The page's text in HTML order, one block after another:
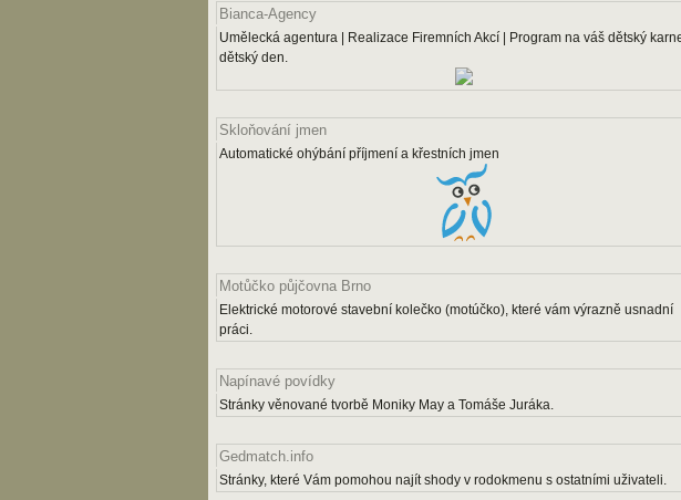
Bianca-Agency
Umělecká agentura | Realizace Firemních Akcí | Program na váš dětský
dětský den.
Skloňování jmen
Automatické ohýbání příjmení a křestních jmen
Motůčko půjčovna Brno
Elektrické motorové stavební kolečko (motúčko), které vám výrazně usnadní
práci.
Napínavé povídky
Stránky věnované tvorbě Moniky May a Tomáše Juráka.
Gedmatch.info
Stránky, které Vám pomohou najít shody v rodokmenu s ostatními uživateli.